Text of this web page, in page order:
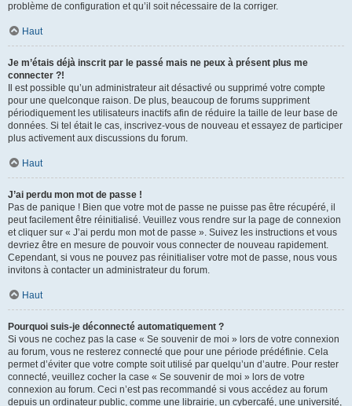
problème de configuration et qu’il soit nécessaire de la corriger.
Haut
Je m’étais déjà inscrit par le passé mais ne peux à présent plus me
connecter ?!
Il est possible qu’un administrateur ait désactivé ou supprimé votre compte
pour une quelconque raison. De plus, beaucoup de forums suppriment
périodiquement les utilisateurs inactifs afin de réduire la taille de leur base de
données. Si tel était le cas, inscrivez-vous de nouveau et essayez de participer
plus activement aux discussions du forum.
Haut
J’ai perdu mon mot de passe !
Pas de panique ! Bien que votre mot de passe ne puisse pas être récupéré, il
peut facilement être réinitialisé. Veuillez vous rendre sur la page de connexion
et cliquer sur « J’ai perdu mon mot de passe ». Suivez les instructions et vous
devriez être en mesure de pouvoir vous connecter de nouveau rapidement.
Cependant, si vous ne pouvez pas réinitialiser votre mot de passe, nous vous
invitons à contacter un administrateur du forum.
Haut
Pourquoi suis-je déconnecté automatiquement ?
Si vous ne cochez pas la case « Se souvenir de moi » lors de votre connexion
au forum, vous ne resterez connecté que pour une période prédéfinie. Cela
permet d’éviter que votre compte soit utilisé par quelqu’un d’autre. Pour rester
connecté, veuillez cocher la case « Se souvenir de moi » lors de votre
connexion au forum. Ceci n’est pas recommandé si vous accédez au forum
depuis un ordinateur public, comme une librairie, un cybercafé, une université,